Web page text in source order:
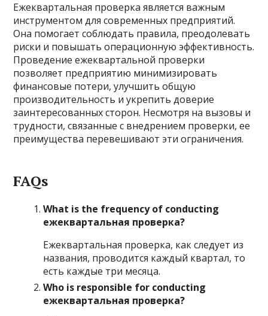
Ежеквартальная проверка является важным
инструментом для современных предприятий.
Она помогает соблюдать правила, преодолевать
риски и повышать операционную эффективность.
Проведение ежеквартальной проверки
позволяет предприятию минимизировать
финансовые потери, улучшить общую
производительность и укрепить доверие
заинтересованных сторон. Несмотря на вызовы и
трудности, связанные с внедрением проверки, ее
преимущества перевешивают эти ограничения.
FAQs
What is the frequency of conducting
ежеквартальная проверка?
Ежеквартальная проверка, как следует из
названия, проводится каждый квартал, то
есть каждые три месяца.
Who is responsible for conducting
ежеквартальная проверка?